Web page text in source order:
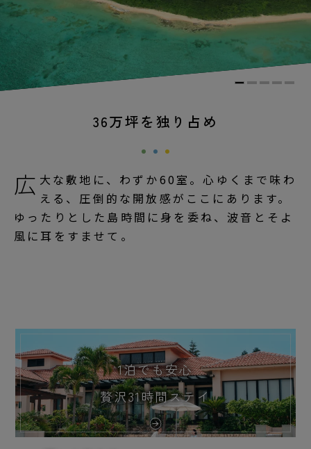
36万坪を独り占め
広 大な敷地に、わずか60室。心ゆくまで味わ
える、圧倒的な開放感がここにあります。
ゆったりとした島時間に身を委ね、波音とそよ
風に耳をすませて。
1泊でも安心
贅沢31時間ステイ